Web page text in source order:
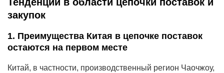
закупок
1. Преимущества Китая в цепочке поставок
остаются на первом месте
Китай, в частности, производственный регион Чаочжоу,